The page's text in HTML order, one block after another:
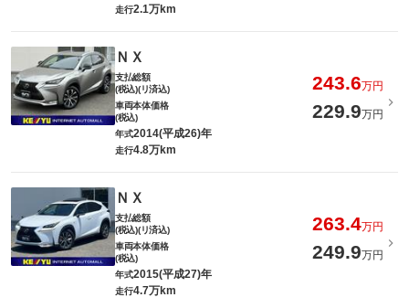
走行2.1万km
ＮＸ
支払総額
(税込)(リ済込)
243.6万円
車両本体価格
(税込)
229.9万円
年式2014(平成26)年
走行4.8万km
ＮＸ
支払総額
(税込)(リ済込)
263.4万円
車両本体価格
(税込)
249.9万円
年式2015(平成27)年
走行4.7万km